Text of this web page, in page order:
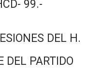
99.-
DEL H.
DEL PARTIDO